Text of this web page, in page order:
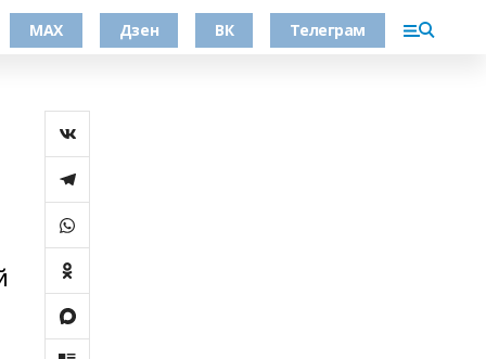
МАХ Дзен ВК Телеграм